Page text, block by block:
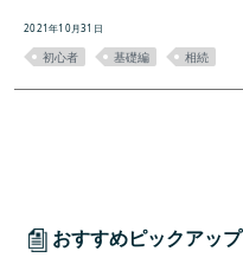
2021年10月31日
初心者 基礎編 相続
おすすめピックアップ